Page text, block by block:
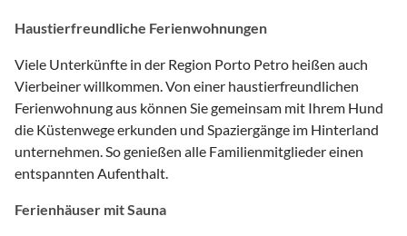
Haustierfreundliche Ferienwohnungen
Viele Unterkünfte in der Region Porto Petro heißen auch
Vierbeiner willkommen. Von einer haustierfreundlichen
Ferienwohnung aus können Sie gemeinsam mit Ihrem Hund
die Küstenwege erkunden und Spaziergänge im Hinterland
unternehmen. So genießen alle Familienmitglieder einen
entspannten Aufenthalt.
Ferienhäuser mit Sauna